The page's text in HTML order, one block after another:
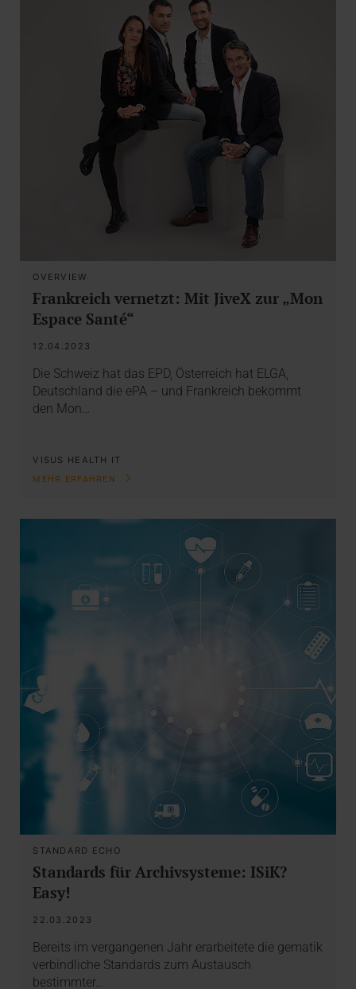
OVERVIEW
Frankreich vernetzt: Mit JiveX zur „Mon
Espace Santé“
12.04.2023
Die Schweiz hat das EPD, Österreich hat ELGA,
Deutschland die ePA – und Frankreich bekommt
den Mon…
VISUS HEALTH IT
MEHR ERFAHREN
STANDARD ECHO
Standards für Archivsysteme: ISiK?
Easy!
22.03.2023
Bereits im vergangenen Jahr erarbeitete die gematik
verbindliche Standards zum Austausch
bestimmter…